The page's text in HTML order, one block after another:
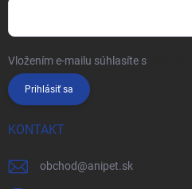
Vložením e-mailu súhlasíte s
Prihlásiť sa
KONTAKT
obchod@anipet.sk